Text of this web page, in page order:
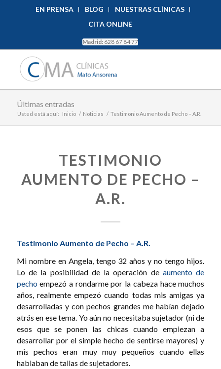
EN PRENSA BLOG
NUESTRAS CLÍNICAS
CITA ONLINE
Madrid: 628 67 84 77
Últimas entradas
Usted está aquí: Inicio / Noticias / Testimonio Aumento de Pecho – A.R.
TESTIMONIO
AUMENTO DE PECHO –
A.R.
Testimonio Aumento de Pecho – A.R.
Mi nombre en Angela, tengo 32 años y no tengo hijos.
Lo de la posibilidad de la operación deaumento de
pechoempezó a rondarme por la cabeza hace muchos
años, realmente empezó cuando todas mis amigas ya
desarrolladas y con pechos grandes me habían dejado
atrás en ese tema. Yo aún no necesitaba sujetador (ni de
esos que se ponen las chicas cuando empiezan a
desarrollar por el simple hecho de sentirse mayores) y
mis pechos eran muy muy pequeños cuando ellas
hablaban de tallas de sujetadores.